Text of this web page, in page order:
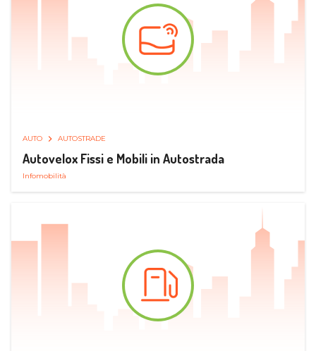
AUTO AUTOSTRADE
Autovelox Fissi e Mobili in Autostrada
Infomobilità